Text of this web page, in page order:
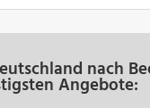
nach
Angebote: